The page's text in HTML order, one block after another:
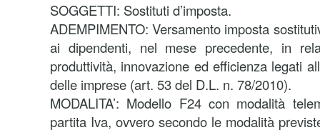
SOGGETTI: Sostituti d’imposta.
ADEMPIMENTO: Versamento imposta
ai dipendenti, nel mese precedente, in
produttività, innovazione ed efficienza legati
delle imprese (art. 53 del D.L. n. 78/2010).
MODALITA’: Modello F24 con modalità
partita Iva, ovvero secondo le modalità